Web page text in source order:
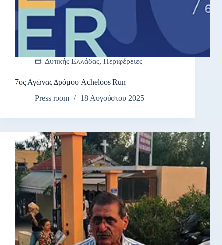
Δυτικής Ελλάδας, Περιφέρειες
7ος Αγώνας Δρόμου Acheloos Run
Press room
18 Αυγούστου 2025